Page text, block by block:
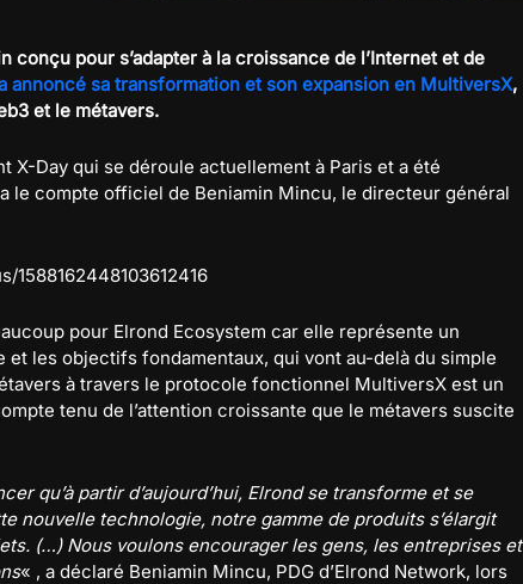
pour s’adapter à la croissance de l’Internet et de
annoncé sa transformation et son expansion en MultiversX,
et le métavers.
X-Day qui se déroule actuellement à Paris et a été
le compte officiel de Beniamin Mincu, le directeur général
pour Elrond Ecosystem car elle représente un
et les objectifs fondamentaux, qui vont au-delà du simple
à travers le protocole fonctionnel MultiversX est un
tenu de l’attention croissante que le métavers suscite
qu’à partir d’aujourd’hui, Elrond se transforme et se
nouvelle technologie, notre gamme de produits s’élargit
(…) Nous voulons encourager les gens, les entreprises et
« , a déclaré Beniamin Mincu, PDG d’Elrond Network, lors